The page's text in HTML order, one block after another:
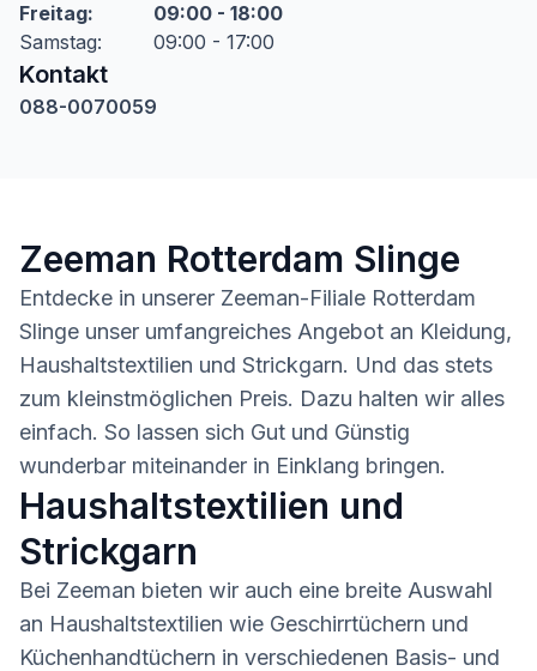
Freitag:
09:00 - 18:00
Samstag: 09:00 - 17:00
Kontakt
088-0070059
Zeeman Rotterdam Slinge
Entdecke in unserer Zeeman-Filiale Rotterdam
Slinge unser umfangreiches Angebot an Kleidung,
Haushaltstextilien und Strickgarn. Und das stets
zum kleinstmöglichen Preis. Dazu halten wir alles
einfach. So lassen sich Gut und Günstig
wunderbar miteinander in Einklang bringen.
Haushaltstextilien und
Strickgarn
Bei Zeeman bieten wir auch eine breite Auswahl
an Haushaltstextilien wie Geschirrtüchern und
Küchenhandtüchern in verschiedenen Basis- und